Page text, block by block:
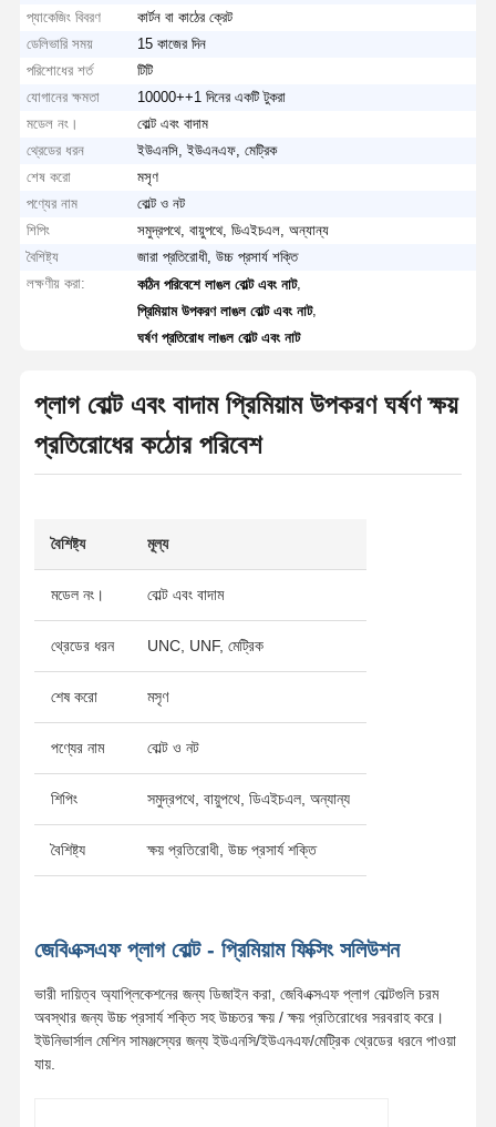
প্যাকেজিং বিবরণ
কার্টন বা কাঠের ক্রেট
ডেলিভারি সময়
15 কাজের দিন
পরিশোধের শর্ত
টিটি
যোগানের ক্ষমতা
10000++1 দিনের একটি টুকরা
মডেল নং।
বোল্ট এবং বাদাম
থ্রেডের ধরন
ইউএনসি, ইউএনএফ, মেট্রিক
শেষ করো
মসৃণ
পণ্যের নাম
বোল্ট ও নট
শিপিং
সমুদ্রপথে, বায়ুপথে, ডিএইচএল, অন্যান্য
বৈশিষ্ট্য
জারা প্রতিরোধী, উচ্চ প্রসার্য শক্তি
লক্ষণীয় করা:
কঠিন পরিবেশে লাঙল বোল্ট এবং নাট,
প্রিমিয়াম উপকরণ লাঙল বোল্ট এবং নাট,
ঘর্ষণ প্রতিরোধ লাঙল বোল্ট এবং নাট
প্লাগ বোল্ট এবং বাদাম প্রিমিয়াম উপকরণ ঘর্ষণ ক্ষয়
প্রতিরোধের কঠোর পরিবেশ
বৈশিষ্ট্য মূল্য
মডেল নং। বোল্ট এবং বাদাম
থ্রেডের ধরন UNC, UNF, মেট্রিক
শেষ করো মসৃণ
পণ্যের নাম বোল্ট ও নট
শিপিং সমুদ্রপথে, বায়ুপথে, ডিএইচএল, অন্যান্য
বৈশিষ্ট্য ক্ষয় প্রতিরোধী, উচ্চ প্রসার্য শক্তি
জেবিএক্সএফ প্লাগ বোল্ট - প্রিমিয়াম ফিক্সিং সলিউশন
ভারী দায়িত্ব অ্যাপ্লিকেশনের জন্য ডিজাইন করা, জেবিএক্সএফ প্লাগ বোল্টগুলি চরম
অবস্থার জন্য উচ্চ প্রসার্য শক্তি সহ উচ্চতর ক্ষয় / ক্ষয় প্রতিরোধের সরবরাহ করে।
ইউনিভার্সাল মেশিন সামঞ্জস্যের জন্য ইউএনসি/ইউএনএফ/মেট্রিক থ্রেডের ধরনে পাওয়া
যায়.